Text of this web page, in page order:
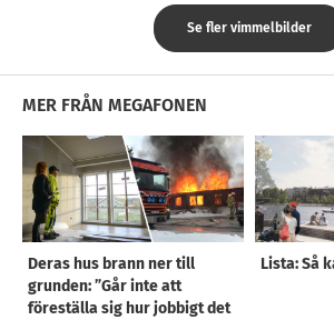
Se fler vimmelbilder
MER FRÅN MEGAFONEN
Deras hus brann ner till
grunden: ”Går inte att
föreställa sig hur jobbigt det
Lista: Så